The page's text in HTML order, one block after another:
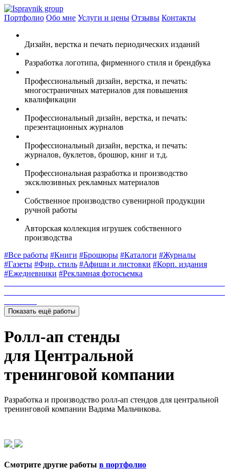
Портфолио Обо мне Услуги и цены Отзывы Контакты
Дизайн, верстка и печать периодических изданий
Разработка логотипа, фирменного стиля и брендбука
Профессиональный дизайн, верстка, и печать:
многостраничных материалов для повышения
квалификации
Профессиональный дизайн, верстка, и печать:
презентационных журналов
Профессиональный дизайн, верстка, и печать:
журналов, буклетов, брошюр, книг и т.д.
Профессиональная разработка и производство
эксклюзивных рекламных материалов
Собственное производство сувенирной продукции
ручной работы
Авторская коллекция игрушек собственного
производства
#Все работы #Книги #Брошюры #Каталоги #Журналы
#Газеты #Фир. стиль #Афиши и листовки #Корп. издания
#Ежедневники #Рекламная фотосъемка
Показать ещё работы
Ролл-ап стенды
для Центральной
тренинговой компании
Разработка и производство ролл-ап стендов для центральной
тренинговой компании Вадима Мальчикова.
Смотрите другие работы в портфолио